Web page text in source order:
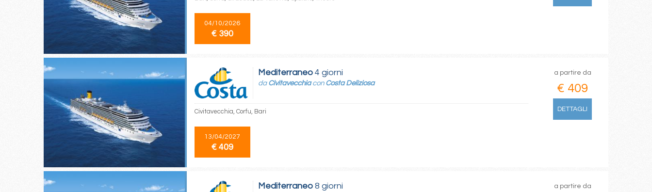
04/10/2026
€ 390
Mediterraneo 4 giorni
da Civitavecchiacon Costa Deliziosa
Civitavecchia, Corfu, Bari
13/04/2027
€ 409
a partire da
€ 409
DETTAGLI
Mediterraneo 8 giorni a partire da